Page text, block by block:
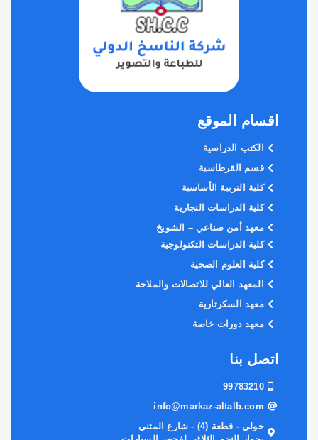
اقسام الموقع
الكتب الدراسية
قسم القرطاسية
كلية التربية الأساسية
كلية الدراسات التجارية
معهد أمن صناعي – الشويخ
كلية الدراسات التكنولوجية
كلية العلوم الصحية
المعهد العالي للاتصالات والملاحة
معهد السكرتارية
معهد دورات خاصة
اتصل بنا
99783210
info@markaz-altalb.com
حولي - قطعة (4) - شارع المثني